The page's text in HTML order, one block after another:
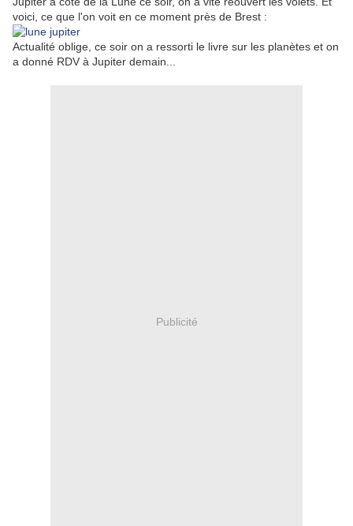
voici, ce que l'on voit en ce moment près de Brest :
Actualité oblige, ce soir on a ressorti le livre sur les planètes et on
a donné RDV à Jupiter demain...
Publicité